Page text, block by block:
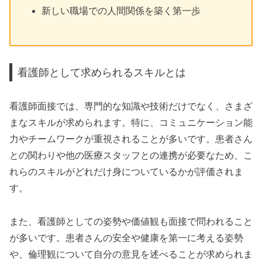
新しい職場での人間関係を築く第一歩
看護師として求められるスキルとは
看護師面接では、専門的な知識や技術だけでなく、さまざ
まなスキルが求められます。特に、コミュニケーション能
力やチームワークが重視されることが多いです。患者さん
との関わりや他の医療スタッフとの連携が必要なため、こ
れらのスキルがどれだけ身についているかが評価されま
す。
また、看護師としての姿勢や価値観も面接で問われること
が多いです。患者さんの安全や健康を第一に考える姿勢
や、倫理観について自分の意見を述べることが求められま